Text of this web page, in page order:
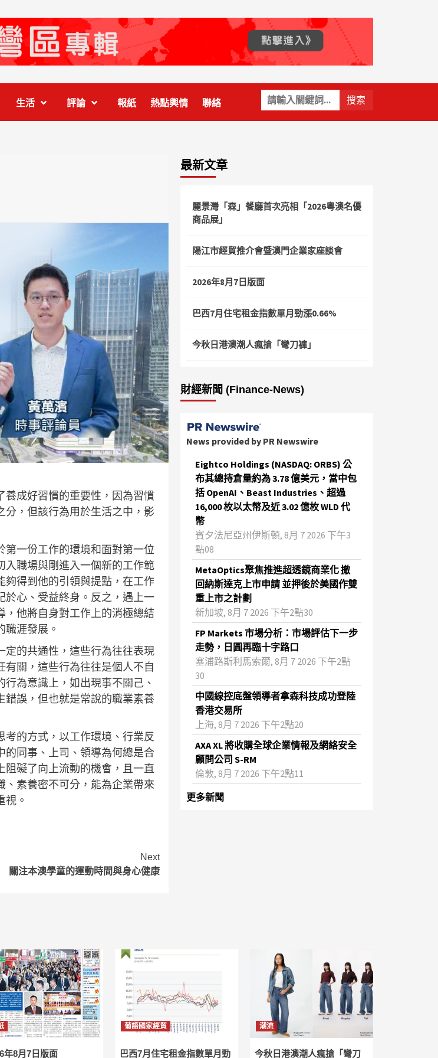
關
鍵
字:
生活 評論 報紙 熱點輿情 聯絡
養成好習慣的重要性，因為習慣
，但該行為用於生活之中，影
一份工作的環境和面對第一位
入職場與剛進入一個新的工作範
夠得到他的引領與提點，在工作
於心、受益終身。反之，遇上一
他將自身對工作上的消極總結
涯發展。
定的共通性，這些行為往往表現
關，這些行為往往是個人不自
為意識上，如出現事不關己、
誤，但也就是常說的職業素養
的方式，以工作環境、行業反
的同事、上司、領導為何總是合
礙了向上流動的機會，且一直
素養密不可分，能為企業帶來
。
Next
關注本澳學童的運動時間與身心健康
最新文章
麗景灣「森」餐廳首次亮相「2026粵澳名優
商品展」
陽江市經貿推介會暨澳門企業家座談會
2026年8月7日版面
巴西7月住宅租金指數單月勁漲0.66%
今秋日港澳潮人瘋搶「彎刀褲」
財經新聞 (Finance-News)
News provided by PR Newswire
Eightco Holdings (NASDAQ: ORBS) 公
布其總持倉量約為 3.78 億美元，當中包
括 OpenAI、Beast Industries、超過
16,000 枚以太幣及近 3.02 億枚 WLD 代
幣
賓夕法尼亞州伊斯頓, 8月 7 2026 下午3
點08
MetaOptics聚焦推進超透鏡商業化 撤
回納斯達克上市申請 並押後於美國作雙
重上市之計劃
新加坡, 8月 7 2026 下午2點30
FP Markets 市場分析：市場評估下一步
走勢，日圓再臨十字路口
塞浦路斯利馬索爾, 8月 7 2026 下午2點
30
中國線控底盤領導者拿森科技成功登陸
香港交易所
上海, 8月 7 2026 下午2點20
AXA XL 將收購全球企業情報及網絡安全
顧問公司 S-RM
倫敦, 8月 7 2026 下午2點11
更多新聞
年8月7日版面
葡語國家經貿
巴西7月住宅租金指數單月勁
潮流
今秋日港澳潮人瘋搶「彎刀